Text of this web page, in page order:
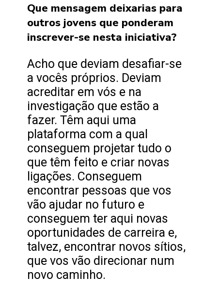
Que mensagem deixarias para
outros jovens que ponderam
inscrever-se nesta iniciativa?
Acho que deviam desafiar-se
a vocês próprios. Deviam
acreditar em vós e na
investigação que estão a
fazer. Têm aqui uma
plataforma com a qual
conseguem projetar tudo o
que têm feito e criar novas
ligações. Conseguem
encontrar pessoas que vos
vão ajudar no futuro e
conseguem ter aqui novas
oportunidades de carreira e,
talvez, encontrar novos sítios,
que vos vão direcionar num
novo caminho.